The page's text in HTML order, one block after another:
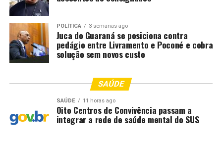
POLÍTICA 3 semanas ago
Juca do Guaraná se posiciona contra
pedágio entre Livramento e Poconé e cobra
solução sem novos custo
SAÚDE
SAÚDE 11 horas ago
Oito Centros de Convivência passam a
integrar a rede de saúde mental do SUS